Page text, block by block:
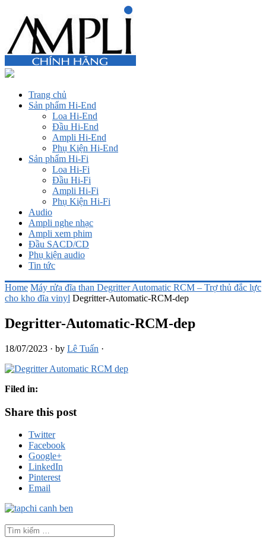
Trang chủ
Sản phẩm Hi-End
Loa Hi-End
Đầu Hi-End
Ampli Hi-End
Phụ Kiện Hi-End
Sản phẩm Hi-Fi
Loa Hi-Fi
Đầu Hi-Fi
Ampli Hi-Fi
Phụ Kiện Hi-Fi
Audio
Ampli nghe nhạc
Ampli xem phim
Đầu SACD/CD
Phụ kiện audio
Tin tức
Home Máy rửa đĩa than Degritter Automatic RCM – Trợ thủ đắc lực
cho kho đĩa vinyl Degritter-Automatic-RCM-dep
Degritter-Automatic-RCM-dep
18/07/2023 · by Lê Tuấn ·
Filed in:
Share this post
Twitter
Facebook
Google+
LinkedIn
Pinterest
Email